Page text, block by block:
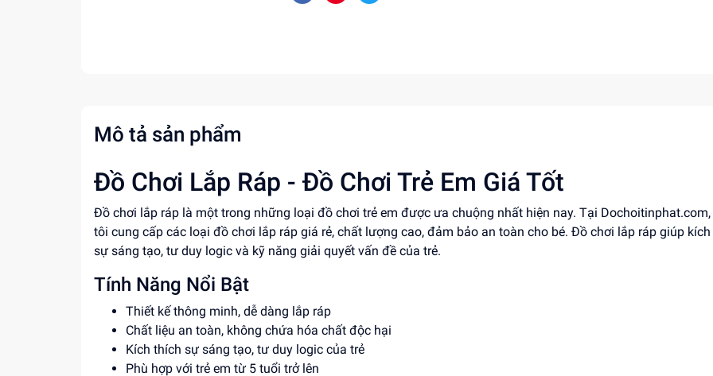
Mô tả sản phẩm
Đồ Chơi Lắp Ráp - Đồ Chơi Trẻ Em Giá Tốt
Đồ chơi lắp ráp là một trong những loại đồ chơi trẻ em được ưa chuộng nhất hiện nay. Tại
tôi cung cấp các loại đồ chơi lắp ráp giá rẻ, chất lượng cao, đảm bảo an toàn cho bé. Đồ chơi lắp ráp giúp
sự sáng tạo, tư duy logic và kỹ năng giải quyết vấn đề của trẻ.
Tính Năng Nổi Bật
Thiết kế thông minh, dễ dàng lắp ráp
Chất liệu an toàn, không chứa hóa chất độc hại
Kích thích sự sáng tạo, tư duy logic của trẻ
Phù hợp với trẻ em từ 5 tuổi trở lên